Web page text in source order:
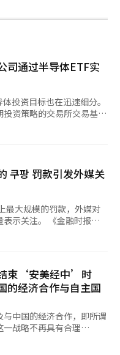
司通过半导体ETF实
投资目标也在迅速细分。
资策略的交易所交易基金
。该ETF约80%的
和ASML等内存、非内存、
养老金等长期投资需求。
半导体TOP3+ ETF"，将
股票的约75%纳入投资组
投资范围。该ETF最近六
率为449.75%，在国内半
定制半导体设计和开发
的收益率为28.82%，在
中最高，最近六个月和
全球领先企业、国内核心
“与单一主题投资相比，
体产业的增长。”
쿠팡 罚款引发外媒关
最大规模的罚款，外媒对
《金融时报》
规模个人信息泄露事件对
个人信息保护
认证密钥管理上存在疏
系统访问客户信息数月。
亿韩元和与客户信息非
的美国投资者曾以美国
监管存在歧视”，但后来
束‘安美经中’时
的经济合作与自主国
中国的经济合作，即所谓
战略不再具有合理
日《联合